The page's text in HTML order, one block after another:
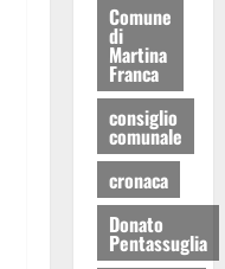
Comune
di
Martina
Franca
consiglio
comunale
cronaca
Donato
Pentassuglia